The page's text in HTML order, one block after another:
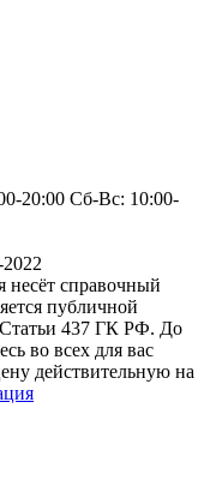
20:00 Сб-Вс: 10:00-
несёт справочный
публичной
437 ГК РФ. До
во всех для вас
действительную на